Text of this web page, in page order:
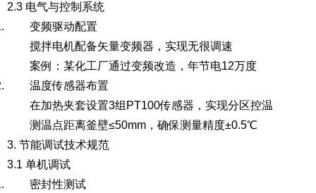
2.3 电气与控制系统
变频驱动配置
搅拌电机配备矢量变频器，实现无很调速
案例：某化工厂通过变频改造，年节电12万度
温度传感器布置
在加热夹套设置3组PT100传感器，实现分区控温
测温点距离釜壁≤50mm，确保测量精度±0.5℃
3. 节能调试技术规范
3.1 单机调试
密封性测试